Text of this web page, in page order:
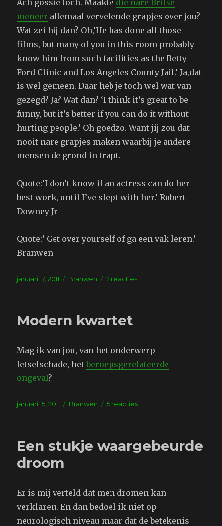
Ach gossie toch. Maakte die nare Britse
meneer allemaal vervelende grapjes over jou?
Wat zei hij dan? Oh,’He has done all those
films, but many of you in this room probably
know him from such facilities as the Betty
Ford Clinic and Los Angeles County Jail.’ Ja,dat
is wel gemeen. Daar heb je toch wel wat van
gezegd? Ja? Wat dan? ‘I think it’s great to be
funny, but it’s better if you can do it without
hurting people.’ Oh goedzo. Want jij zou dat
nooit nare grapjes maken waarbij je andere
mensen de grond in trapt.
Quote:’I don’t know if an actress can do her
best work, until I’ve slept with her.’ Robert
Downey Jr
Quote:’ Get over yourself of ga een vak leren.’
Branwen
Geplaatst
januari 17, 2011 Tags
Branwen 2 reactiesop
Modern kwartet
Mag ik van jou, van het onderwerp
letselschade, hetberoepsgerelateerde
ongeval?
Geplaatst
januari 15, 2011 Tags
Branwen 5 reactiesop
Een stukje waargebeurde
droom
Er is mij verteld dat men dromen kan
verklaren. En dan bedoel ik niet op
neurologisch niveau maar dat de betekenis